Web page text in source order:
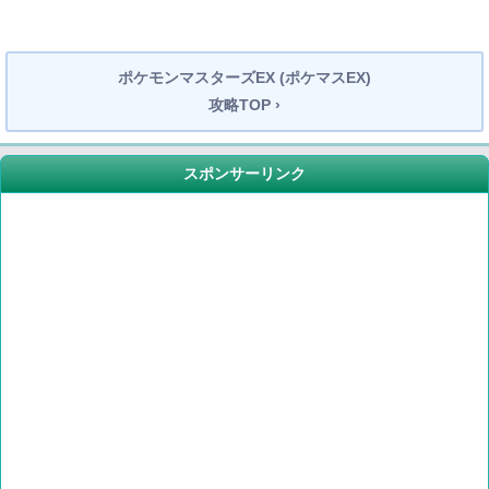
ポケモンマスターズEX (ポケマスEX)
攻略TOP ›
スポンサーリンク